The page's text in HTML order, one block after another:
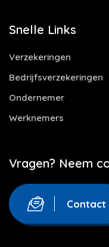
Snelle Links
Verzekeringen
Bedrijfsverzekeringen
Ondernemer
Werknemers
Vragen? Neem
Contact